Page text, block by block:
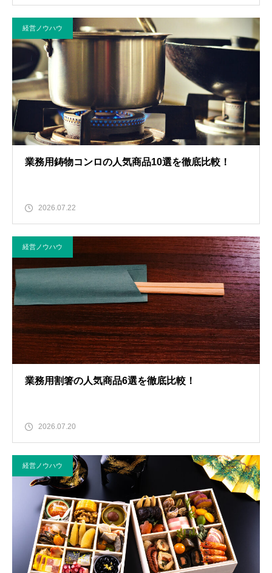
経営ノウハウ
業務用鋳物コンロの人気商品10選を徹底比較！
2026.07.22
経営ノウハウ
業務用割箸の人気商品6選を徹底比較！
2026.07.20
経営ノウハウ